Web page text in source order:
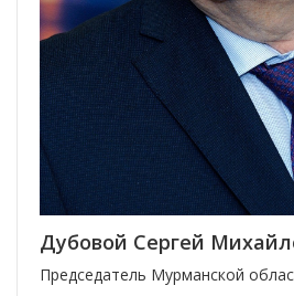
Дубовой Сергей
Председатель Мурманской